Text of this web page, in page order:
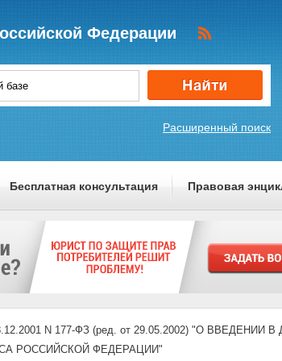
Федерации
Расширенный поиск
Бесплатная консультация Правовая
N 177-ФЗ (ред. от 29.05.2002) "О ВВЕДЕНИИ
РОССИЙСКОЙ ФЕДЕРАЦИИ"